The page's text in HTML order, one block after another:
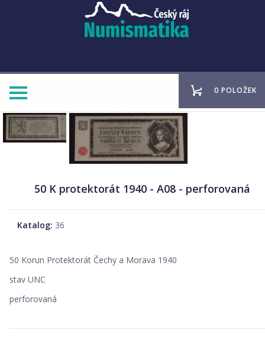
0 POLOŽEK
50 K protektorát 1940 - A08 - perforovaná
Katalog: 36
50 Korun Protektorát Čechy a Morava 1940
stav UNC
perforovaná